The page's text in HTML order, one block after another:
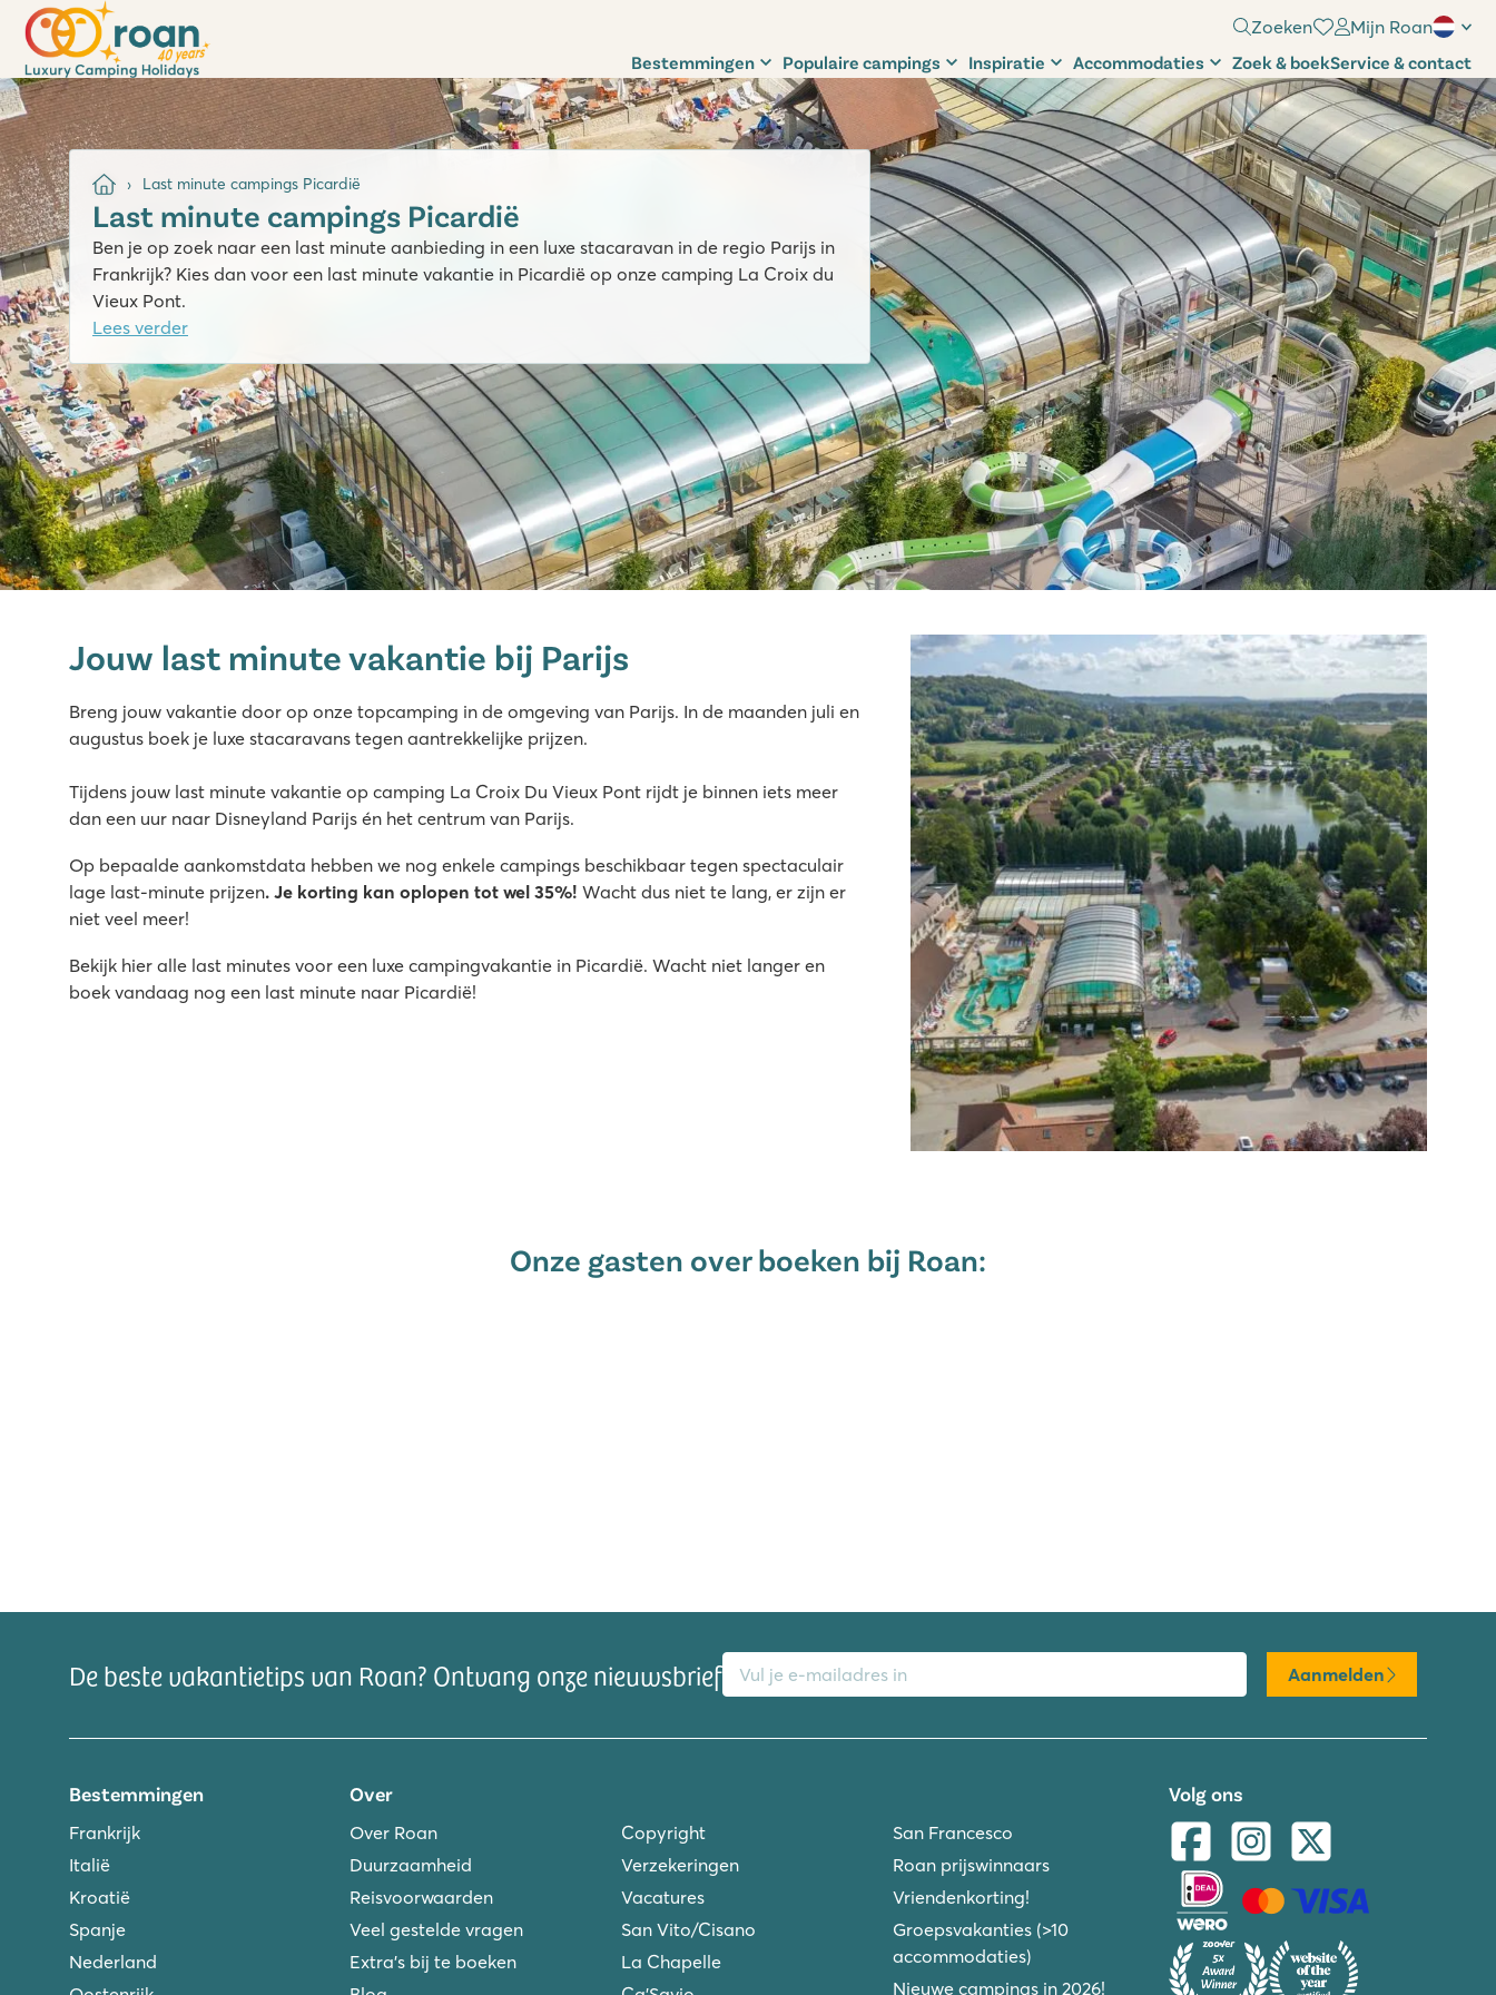
Zoeken Mijn Roan
Bestemmingen Populaire campings Inspiratie Accommodaties Zoek & boekService & contact
Last minute campings Picardië
Last minute campings Picardië
Ben je op zoek naar een last minute aanbieding in een luxe stacaravan in de regio Parijs in
Frankrijk? Kies dan voor een last minute vakantie in Picardië op onze camping La Croix du
Vieux Pont.
Lees verder
Frankrijk - Noord-Frankrijk - Picardië - Berny Rivière
★
Leuk overdekt zwembad met lange glijbanen
Stacaravans staan op ruime grasrijke plaatsen
Gelegen aan de Aisne rivier
Jouw last minute vakantie bij Parijs
Breng jouw vakantie door op onze topcamping in de omgeving van Parijs. In de maanden juli en
augustus boek je luxe stacaravans tegen aantrekkelijke prijzen.
Tijdens jouw last minute vakantie op camping La Croix Du Vieux Pont rijdt je binnen iets meer
dan een uur naar Disneyland Parijs én het centrum van Parijs.
Op bepaalde aankomstdata hebben we nog enkele campings beschikbaar tegen spectaculair
lage last-minute prijzen. Je korting kan oplopen tot wel 35%! Wacht dus niet te lang, er zijn er
niet veel meer!
Bekijk hier alle last minutes voor een luxe campingvakantie in Picardië. Wacht niet langer en
boek vandaag nog een last minute naar Picardië!
Onze gasten over boeken bij Roan:
De beste vakantietips van Roan? Ontvang onze nieuwsbrief
E-mailadres
Aanmelden
Bestemmingen
Frankrijk
Italië
Kroatië
Spanje
Nederland
Over
Over Roan
Duurzaamheid
Reisvoorwaarden
Veel gestelde vragen
Extra's bij te boeken
Copyright
Verzekeringen
Vacatures
San Vito/Cisano
La Chapelle
San Francesco
Roan prijswinnaars
Vriendenkorting!
Groepsvakanties (>10
accommodaties)
Nieuwe campings in 2026!
Volg ons